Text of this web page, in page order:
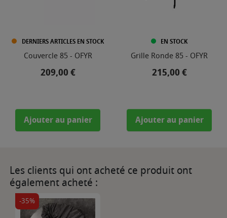
DERNIERS ARTICLES EN STOCK
Couvercle 85 - OFYR
Prix
209,00 €
Ajouter au panier
EN STOCK
Grille Ronde 85 - OFYR
Prix
215,00 €
Ajouter au panier
Les clients qui ont acheté ce produit ont
également acheté :
-35%